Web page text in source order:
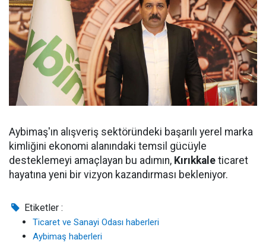
Aybimaş'ın alışveriş sektöründeki başarılı yerel marka
kimliğini ekonomi alanındaki temsil gücüyle
desteklemeyi amaçlayan bu adımın, Kırıkkale ticaret
hayatına yeni bir vizyon kazandırması bekleniyor.
Etiketler :
Ticaret ve Sanayi Odası haberleri
Aybimaş haberleri